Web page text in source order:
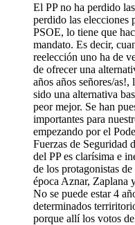
El PP no ha perdido
perdido las elecciones
PSOE, lo tiene que
mandato. Es decir,
reelección uno ha de
de ofrecer una
años años señores/
sido una alternativa
peor mejor. Se han
importantes para
empezando por el
Fuerzas de Seguridad
del PP es clarísima e
de los protagonistas
época Aznar, Zaplana
No se puede estar 4
determinados
porque allí los votos